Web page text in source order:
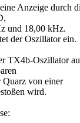
Anzeige durch
und 18,00 kHz.
der Oszillator ein.
TX4b-Oszillator
Quarz von einer
wird.